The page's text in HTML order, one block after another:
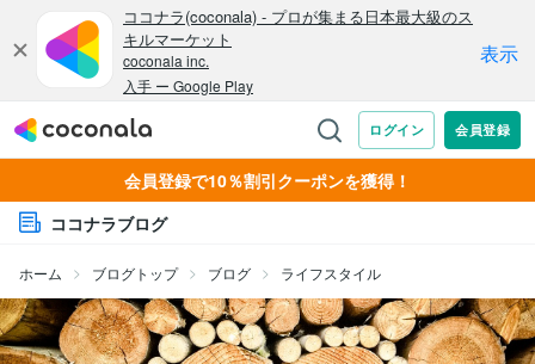
会員登録で10％割引クーポンを獲得！
ココナラブログ
ホーム ブログトップ ブログ ライフスタイル